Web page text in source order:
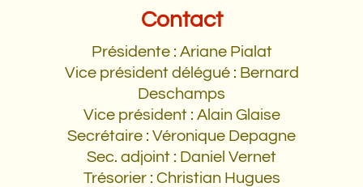
Contact
Présidente : Ariane Pialat
Vice président délégué : Bernard
Deschamps
Vice président : Alain Glaise
Secrétaire : Véronique Depagne
Sec. adjoint : Daniel Vernet
Trésorier : Christian Hugues